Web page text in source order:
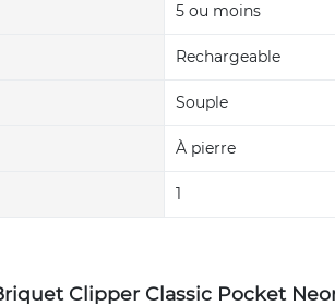
5 ou moins
Rechargeable
Souple
À pierre
1
Clipper Classic Pocket